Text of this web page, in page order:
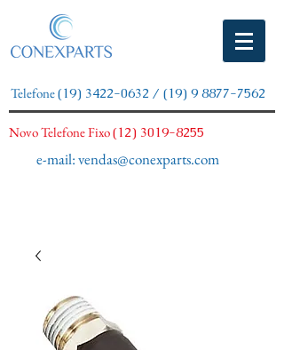
Telefone(19) 3422-0632 / (19) 9 8877-7562
e-mail:vendas@conexparts.com
Novo Telefone Fixo(12) 3019-8255